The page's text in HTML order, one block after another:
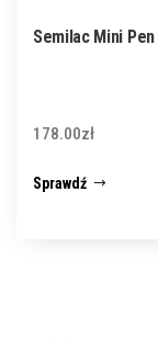
Semilac Mini Pen
178.00zł
Sprawdź